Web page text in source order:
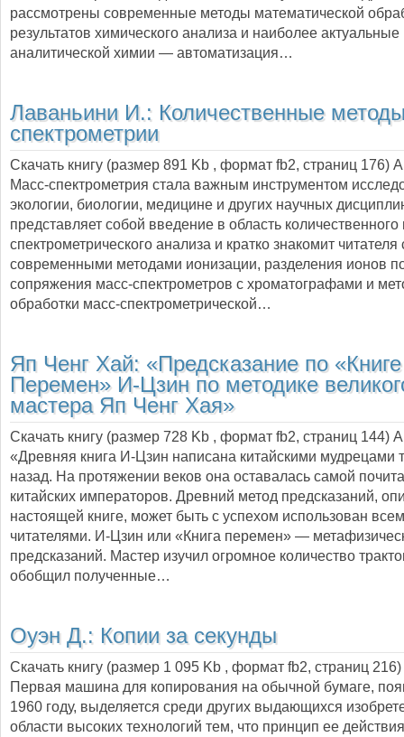
рассмотрены современные методы математической
результатов химического анализа и наиболее
аналитической химии — автоматизация…
Лаваньини И.: Количественные
спектрометрии
Скачать книгу (размер 891 Kb , формат fb2, страниц 176)
Масс-спектрометрия стала важным инструментом
экологии, биологии, медицине и других научных
представляет собой введение в область количественного
спектрометрического анализа и кратко знакомит читателя
современными методами ионизации, разделения ионов
сопряжения масс-спектрометров с хроматографами и
обработки масс-спектрометрической…
Яп Ченг Хай: «Предсказание по «Книге
Перемен» И-Цзин по методике
мастера Яп Ченг Хая»
Скачать книгу (размер 728 Kb , формат fb2, страниц 144)
«Древняя книга И-Цзин написана китайскими мудрецами
назад. На протяжении веков она оставалась самой
китайских императоров. Древний метод предсказаний,
настоящей книге, может быть с успехом использован
читателями. И-Цзин или «Книга перемен» —
предсказаний. Мастер изучил огромное количество
обобщил полученные…
Оуэн Д.: Копии за секунды
Скачать книгу (размер 1 095 Kb , формат fb2, страниц 216
Первая машина для копирования на обычной бумаге,
1960 году, выделяется среди других выдающихся
области высоких технологий тем, что принцип ее